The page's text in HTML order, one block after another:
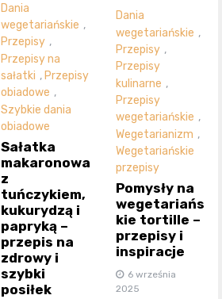
Dania
wegetariańskie ,
Przepisy ,
Przepisy na
sałatki , Przepisy
obiadowe ,
Szybkie dania
obiadowe
Sałatka
makaronowa
z
tuńczykiem,
kukurydzą i
papryką –
przepis na
zdrowy i
szybki
posiłek
Dania
wegetariańskie ,
Przepisy ,
Przepisy
kulinarne ,
Przepisy
wegetariańskie ,
Wegetarianizm ,
Wegetariańskie
przepisy
Pomysły na
wegetariańs
kie tortille –
przepisy i
inspiracje
6 września
2025